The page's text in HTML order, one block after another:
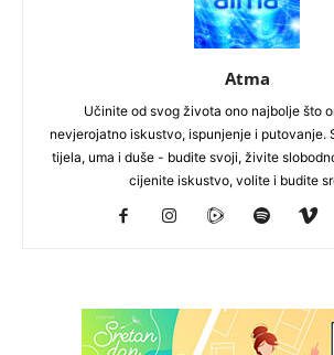
Atma
Učinite od svog života ono najbolje što
nevjerojatno iskustvo, ispunjenje i putovanje.
tijela, uma i duše - budite svoji, živite
cijenite iskustvo, volite i budite